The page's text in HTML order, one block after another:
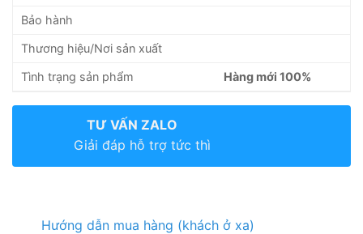
Bảo hành
Thương hiệu/Nơi sản xuất
Tình trạng sản phẩm Hàng mới 100%
TƯ VẤN ZALO
Giải đáp hỗ trợ tức thì
Hướng dẫn mua hàng (khách ở xa)